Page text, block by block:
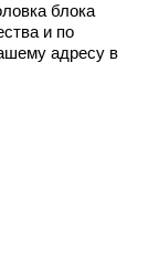
блока
и по
адресу в